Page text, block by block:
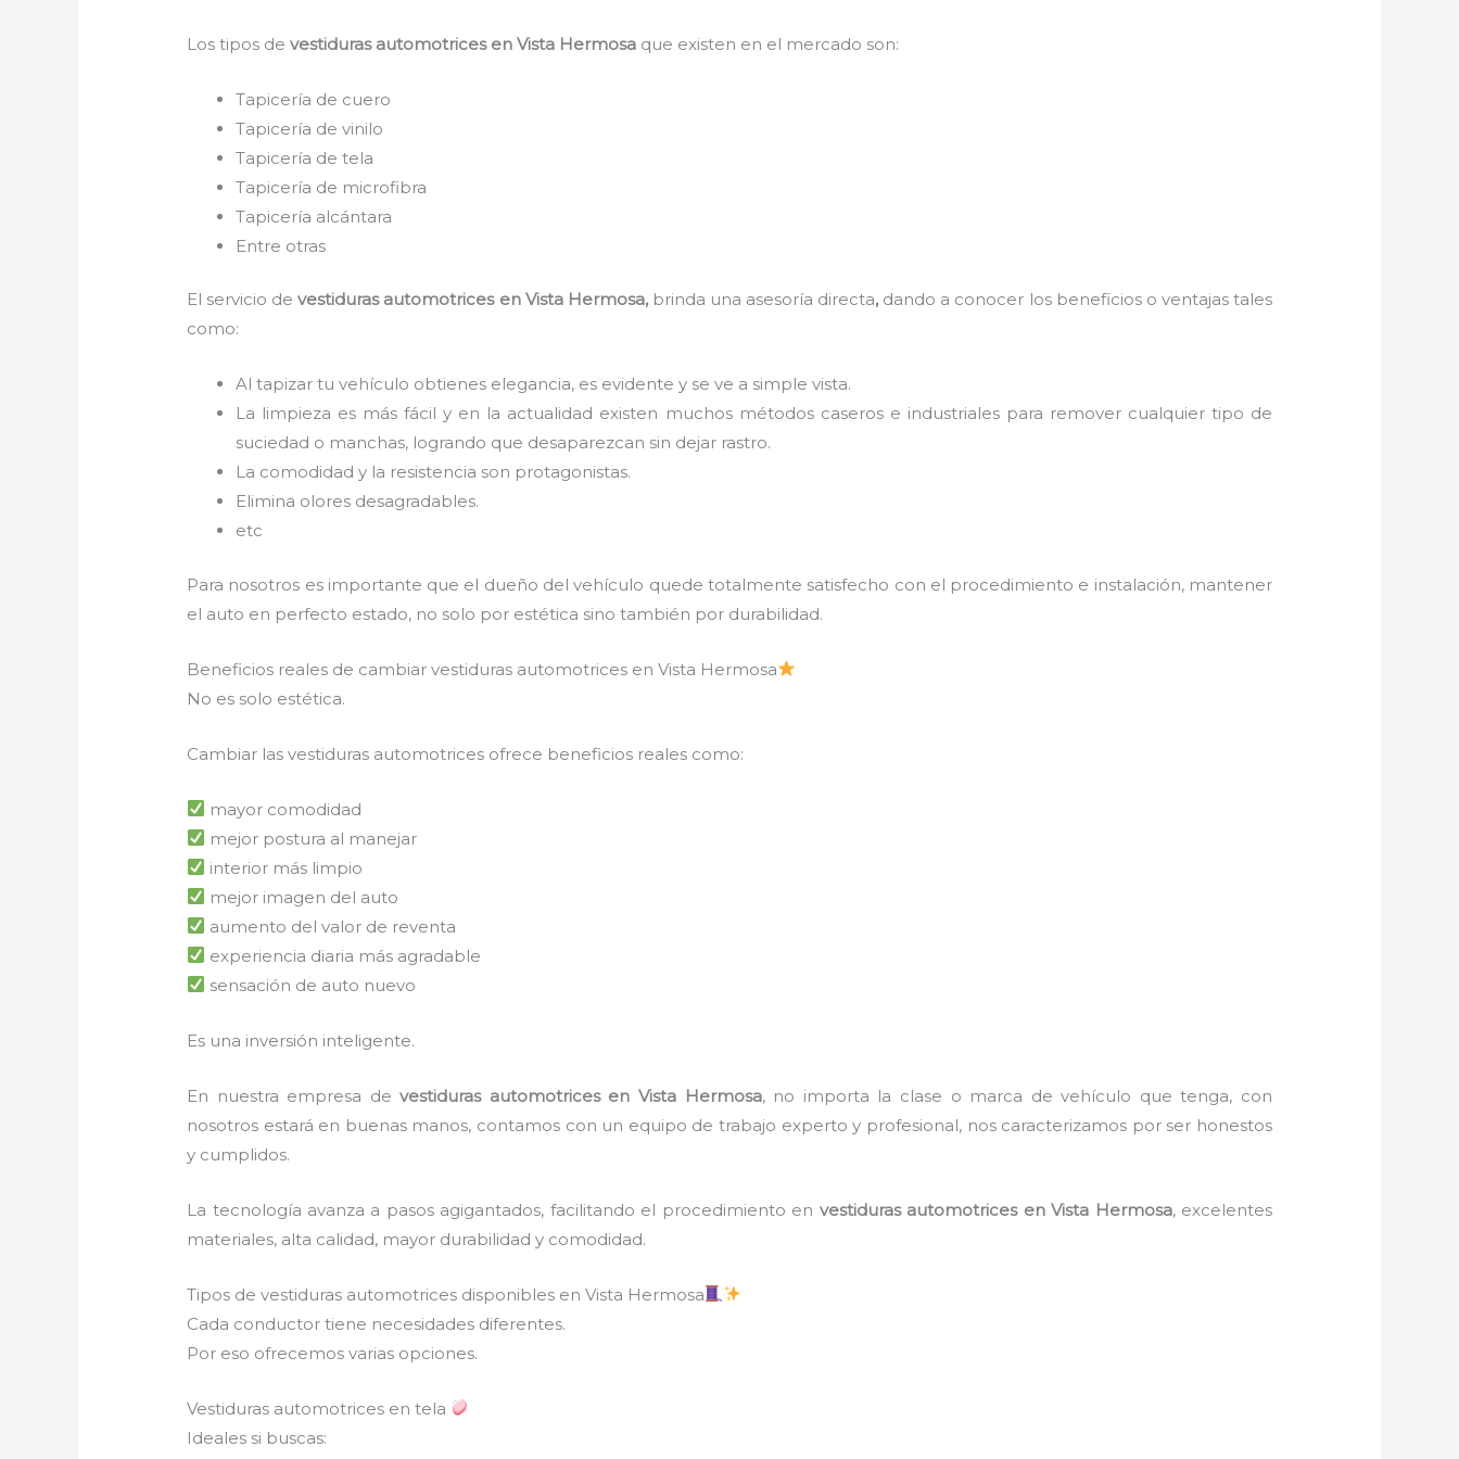
Los tipos devestiduras automotrices en Vista Hermosa que existen en el mercado son:
Tapicería de cuero
Tapicería de vinilo
Tapicería de tela
Tapicería de microfibra
Tapicería alcántara
Entre otras
El servicio devestiduras automotricesen Vista Hermosa, brinda una asesoría directa, dando a conocer los beneficios o ventajas tales
como:
Al tapizar tu vehículo obtienes elegancia, es evidente y se ve a simple vista.
La limpieza es más fácil y en la actualidad existen muchos métodos caseros e industriales para remover cualquier tipo de
suciedad o manchas, logrando que desaparezcan sin dejar rastro.
La comodidad y la resistencia son protagonistas.
Elimina olores desagradables.
etc
Para nosotros es importante que el dueño del vehículo quede totalmente satisfecho con el procedimiento e instalación, mantener
el auto en perfecto estado, no solo por estética sino también por durabilidad.
Beneficios reales de cambiar vestiduras automotrices en Vista Hermosa
No es solo estética.
Cambiar las vestiduras automotrices ofrece beneficios reales como:
mayor comodidad
mejor postura al manejar
interior más limpio
mejor imagen del auto
aumento del valor de reventa
experiencia diaria más agradable
sensación de auto nuevo
Es una inversión inteligente.
En nuestra empresa devestiduras automotricesen Vista Hermosa, no importa la clase o marca de vehículo que tenga, con
nosotros estará en buenas manos, contamos con un equipo de trabajo experto y profesional, nos caracterizamos por ser honestos
y cumplidos.
La tecnología avanza a pasos agigantados, facilitando el procedimiento en vestiduras automotrices en Vista Hermosa,excelentes
materiales, alta calidad, mayor durabilidad y comodidad.
Tipos de vestiduras automotrices disponibles en Vista Hermosa
Cada conductor tiene necesidades diferentes.
Por eso ofrecemos varias opciones.
Vestiduras automotrices en tela
Ideales si buscas: